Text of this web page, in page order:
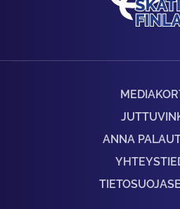
ANNA